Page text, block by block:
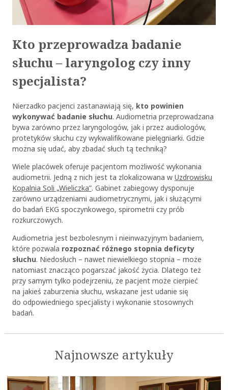
Kto przeprowadza badanie
słuchu – laryngolog czy inny
specjalista?
Nierzadko pacjenci zastanawiają się, kto powinien
wykonywać badanie słuchu. Audiometria przeprowadzana
bywa zarówno przez laryngologów, jak i przez audiologów,
protetyków słuchu czy wykwalifikowane pielęgniarki. Gdzie
można się udać, aby zbadać słuch tą techniką?
Wiele placówek oferuje pacjentom możliwość wykonania
audiometrii. Jedną z nich jest ta zlokalizowana wUzdrowisku
Kopalnia Soli „Wieliczka”. Gabinet zabiegowy dysponuje
zarówno urządzeniami audiometrycznymi, jak i służącymi
do badań EKG spoczynkowego, spirometrii czy prób
rozkurczowych.
Audiometria jest bezbolesnym i nieinwazyjnym badaniem,
które pozwala rozpoznać różnego stopnia deficyty
słuchu. Niedosłuch – nawet niewielkiego stopnia – może
natomiast znacząco pogarszać jakość życia. Dlatego też
przy samym tylko podejrzeniu, że pacjent może cierpieć
na jakieś zaburzenia słuchu, wskazane jest udanie się
do odpowiedniego specjalisty i wykonanie stosownych
badań.
Najnowsze artykuły